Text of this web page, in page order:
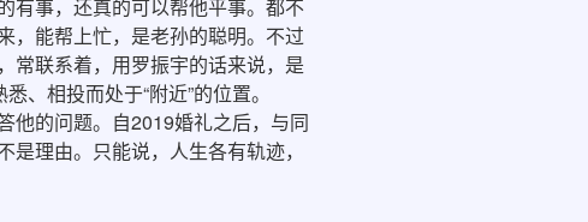
有事，还真的可以帮他平事。都不
，能帮上忙，是老孙的聪明。不过
常联系着，用罗振宇的话来说，是
、相投而处于“附近”的位置。
他的问题。自2019婚礼之后，与同
理由。只能说，人生各有轨迹，